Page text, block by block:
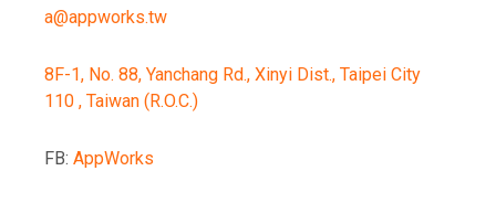
a@appworks.tw
8F-1, No. 88, Yanchang Rd., Xinyi Dist., Taipei City
110 , Taiwan (R.O.C.)
FB: AppWorks